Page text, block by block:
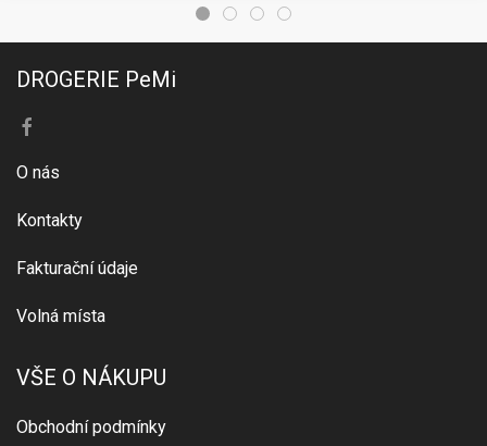
DROGERIE PeMi
O nás
Kontakty
Fakturační údaje
Volná místa
VŠE O NÁKUPU
Obchodní podmínky